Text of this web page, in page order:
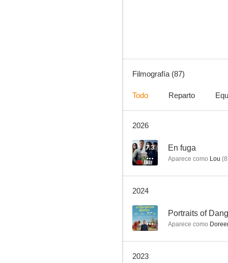
Agatha Christie: Poirot
Filmografía (87)
Todo Reparto
2026
7.3 En fuga
Aparece como Lou (8
2024
-- Portraits of
Aparece como
2023